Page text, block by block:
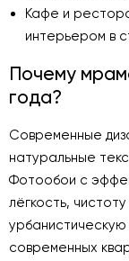
Кафе и
интерьером в
Почему
года?
Современные
натуральные
Фотообои с
лёгкость,
современных